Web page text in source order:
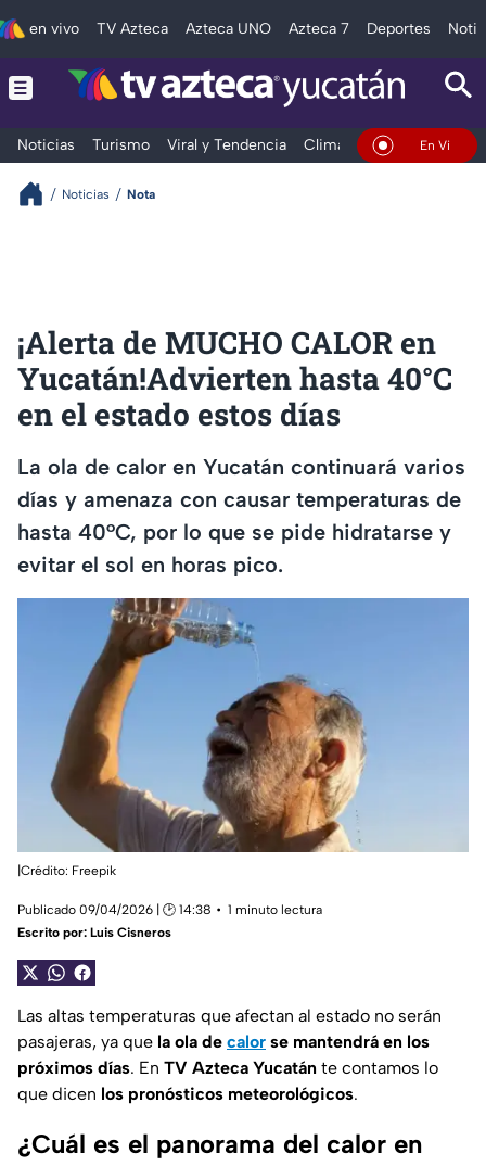
en vivo TV Azteca Azteca UNO Azteca 7 Deportes
Noticias Turismo Viral y Tendencia Clima DeportesEn Vivo
Noticias Nota
¡Alerta de MUCHO CALOR en
Yucatán!Advierten hasta 40°C
en el estado estos días
La ola de calor en Yucatán continuará varios
días y amenaza con causar temperaturas de
hasta 40°C, por lo que se pide hidratarse y
evitar el sol en horas pico.
|Crédito: Freepik
Publicado 09/04/2026 | 🕑 14:38
1 minuto lectura
Escrito por: Luis Cisneros
Las altas temperaturas que afectan al estado no serán
pasajeras, ya que la ola de calor se mantendrá en los
próximos días. En TV Azteca Yucatán te contamos lo
que dicen los pronósticos meteorológicos.
¿Cuál es el panorama del calor en